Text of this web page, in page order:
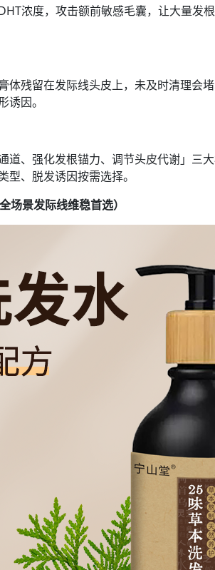
浓度，攻击额前敏感毛囊，让大量发
体残留在发际线头皮上，未及时清理会
因。
道、强化发根锚力、调节头皮代谢」三
、脱发诱因按需选择。
场景发际线维稳首选）